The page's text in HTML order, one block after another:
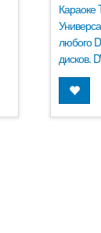
Караоке
любого
дисков.